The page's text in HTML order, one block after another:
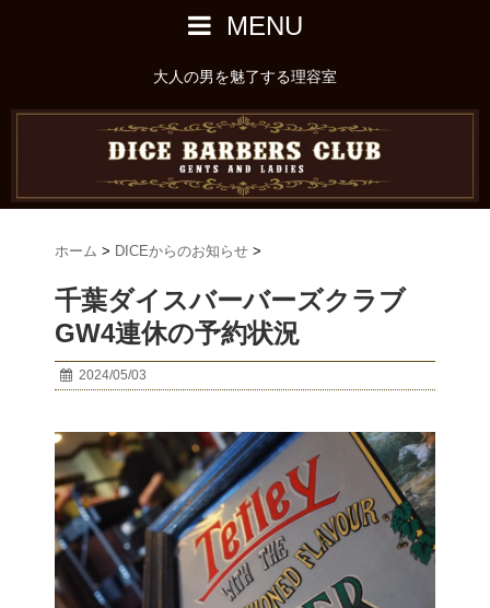
MENU
大人の男を魅了する理容室
ホーム > DICEからのお知らせ >
千葉ダイスバーバーズクラブ
GW4連休の予約状況
2024/05/03